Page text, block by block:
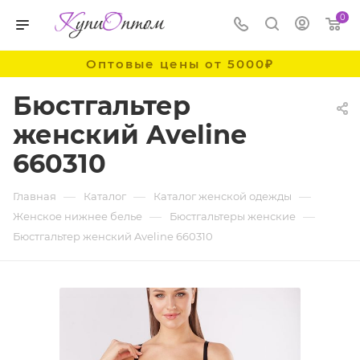
0
Оптовые цены от 5000₽
Бюстгальтер
женский Aveline
660310
Главная — Каталог — Каталог женской одежды —
Женское нижнее белье — Бюстгальтеры женские —
Бюстгальтер женский Aveline 660310